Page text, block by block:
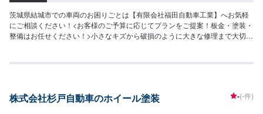
茨城県結城市での車両のお困りごとは【有限会社福田自動車工業】へお気軽
にご相談ください！<お客様のご予算に応じてプランをご提案！板金・塗装・
整備はお任せください！>小さなキズから破損のように大きな修理まで大切な
きし、最適な施工方法をご提案しますので、お気軽にお問い合わせ下さい。
程度で納車となります。(要相談)納期は前後する場合がございます。予めご了
株式会社杉戸自動車のホイール塗装 -(-件)